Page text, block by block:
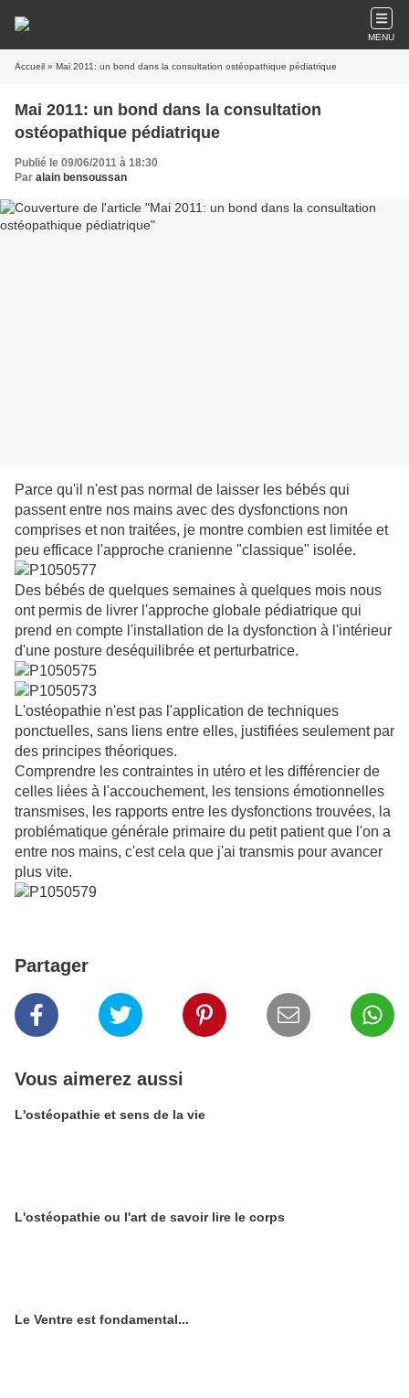
MENU
Accueil » Mai 2011: un bond dans la consultation ostéopathique pédiatrique
Mai 2011: un bond dans la consultation
ostéopathique pédiatrique
Publié le 09/06/2011 à 18:30
Par alain bensoussan
Parce qu'il n'est pas normal de laisser les bébés qui
passent entre nos mains avec des dysfonctions non
comprises et non traitées, je montre combien est limitée et
peu efficace l'approche cranienne "classique" isolée.
Des bébés de quelques semaines à quelques mois nous
ont permis de livrer l'approche globale pédiatrique qui
prend en compte l'installation de la dysfonction à l'intérieur
d'une posture deséquilibrée et perturbatrice.
L'ostéopathie n'est pas l'application de techniques
ponctuelles, sans liens entre elles, justifiées seulement par
des principes théoriques.
Comprendre les contraintes in utéro et les différencier de
celles liées à l'accouchement, les tensions émotionnelles
transmises, les rapports entre les dysfonctions trouvées, la
problématique générale primaire du petit patient que l'on a
entre nos mains, c'est cela que j'ai transmis pour avancer
plus vite.
Partager
Vous aimerez aussi
L'ostéopathie et sens de la vie
L'ostéopathie ou l'art de savoir lire le corps
Le Ventre est fondamental...